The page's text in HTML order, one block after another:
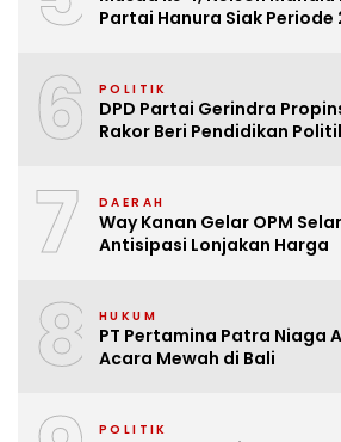
Partai Hanura Siak Periode
6 POLITIK
DPD Partai Gerindra
Rakor Beri Pendidikan
7 DAERAH
Way Kanan Gelar OPM
Antisipasi Lonjakan Harga
8 HUKUM
PT Pertamina Patra Niaga
Acara Mewah di Bali
POLITIK